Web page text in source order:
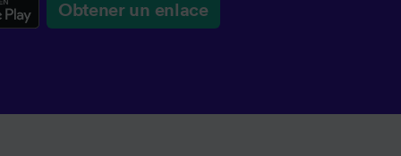
Obtener un enlace